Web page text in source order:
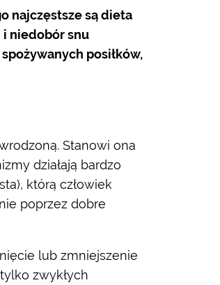
najczęstsze są dieta
niedobór snu
posiłków,
Stanowi ona
działają bardzo
którą człowiek
poprzez dobre
lub zmniejszenie
zwykłych